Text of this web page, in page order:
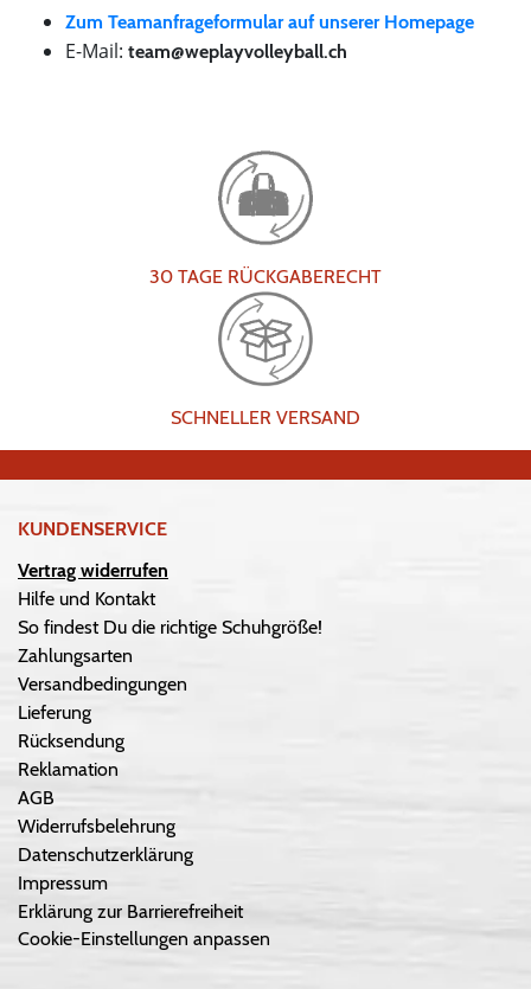
Zum Teamanfrageformular auf unserer Homepage
E-Mail: team@weplayvolleyball.ch
30 TAGE RÜCKGABERECHT
SCHNELLER VERSAND
KUNDENSERVICE
Vertrag widerrufen
Hilfe und Kontakt
So findest Du die richtige Schuhgröße!
Zahlungsarten
Versandbedingungen
Lieferung
Rücksendung
Reklamation
AGB
Widerrufsbelehrung
Datenschutzerklärung
Impressum
Erklärung zur Barrierefreiheit
Cookie-Einstellungen anpassen